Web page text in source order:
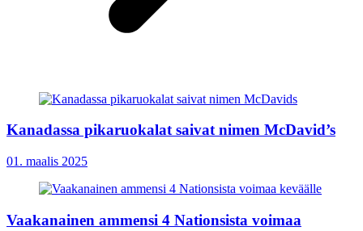
Kanadassa pikaruokalat saivat nimen McDavid’s
01. maalis 2025
Vaakanainen ammensi 4 Nationsista voimaa